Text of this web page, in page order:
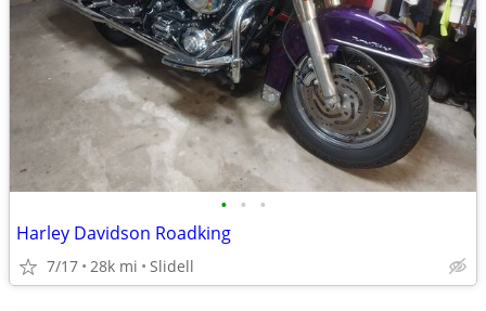
• • •
Harley Davidson Roadking
7/17 28k mi Slidell